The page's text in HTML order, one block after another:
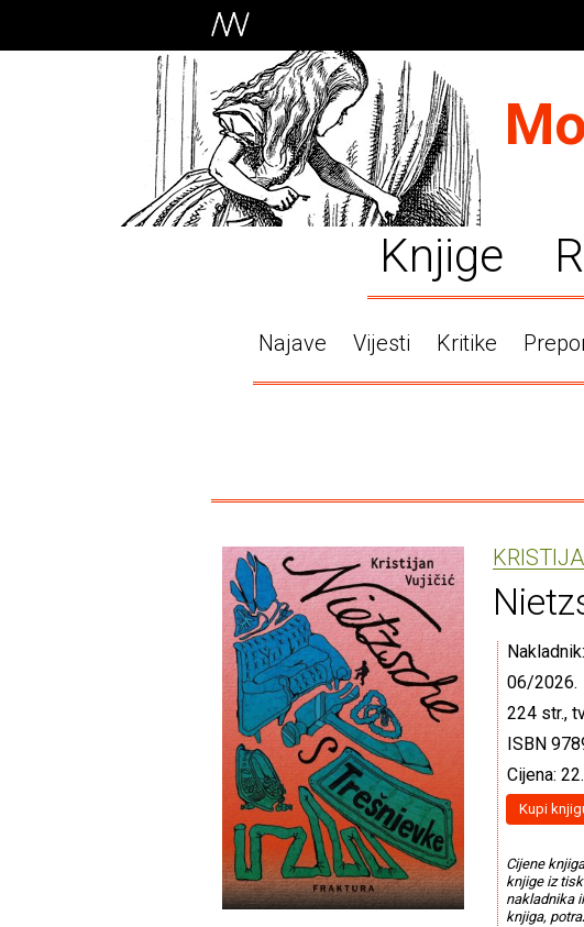
Knjige
Najave Vijesti Kritike
Nakladnik:
06/2026.
224 str.,
ISBN
Cijena:
Kupi
Cijene
knjige iz
nakladnika
knjiga,